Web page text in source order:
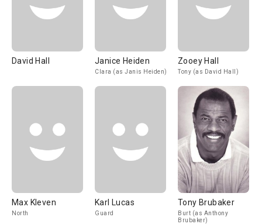
David Hall Janice Heiden
Clara (as Janis Heiden)
Zooey Hall
Tony (as David Hall)
Max Kleven
North
Karl Lucas
Guard
Tony Brubaker
Burt (as Anthony
Brubaker)